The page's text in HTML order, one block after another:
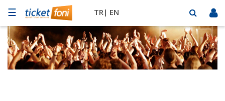
☰ TR| EN
Futbol
Basketbol